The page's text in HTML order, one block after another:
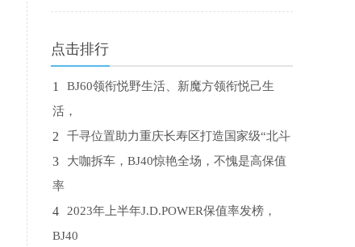
点击排行
1
BJ60领衔悦野生活、新魔方领衔悦己生
活，
2 千寻位置助力重庆长寿区打造国家级“北斗
3
大咖拆车，BJ40惊艳全场，不愧是高保值
率
4
2023年上半年J.D.POWER保值率发榜，
BJ40